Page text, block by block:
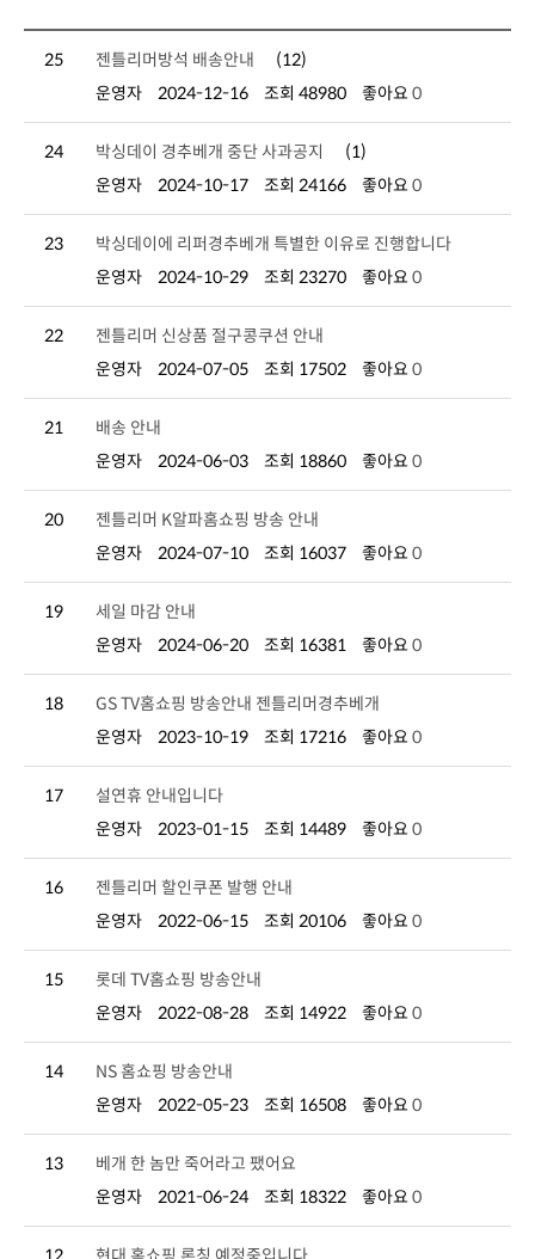
25 젠틀리머방석 배송안내
(12)
운영자
2024-12-16 조회 48980 좋아요 0
24 박싱데이 경추베개 중단 사과공지
(1)
운영자
2024-10-17 조회 24166 좋아요 0
23
박싱데이에 리퍼경추베개 특별한 이유로 진행합니다
운영자
2024-10-29 조회 23270 좋아요 0
22
젠틀리머 신상품 절구콩쿠션 안내
운영자
2024-07-05 조회 17502 좋아요 0
21
배송 안내
운영자
2024-06-03 조회 18860 좋아요 0
20
젠틀리머 K알파홈쇼핑 방송 안내
운영자
2024-07-10 조회 16037 좋아요 0
19
세일 마감 안내
운영자
2024-06-20 조회 16381 좋아요 0
18
GS TV홈쇼핑 방송안내 젠틀리머경추베개
운영자
2023-10-19 조회 17216 좋아요 0
17
설연휴 안내입니다
운영자
2023-01-15 조회 14489 좋아요 0
16
젠틀리머 할인쿠폰 발행 안내
운영자
2022-06-15 조회 20106 좋아요 0
15
롯데 TV홈쇼핑 방송안내
운영자
2022-08-28 조회 14922 좋아요 0
14
NS 홈쇼핑 방송안내
운영자
2022-05-23 조회 16508 좋아요 0
13
베개 한 놈만 죽어라고 팼어요
운영자
2021-06-24 조회 18322 좋아요 0